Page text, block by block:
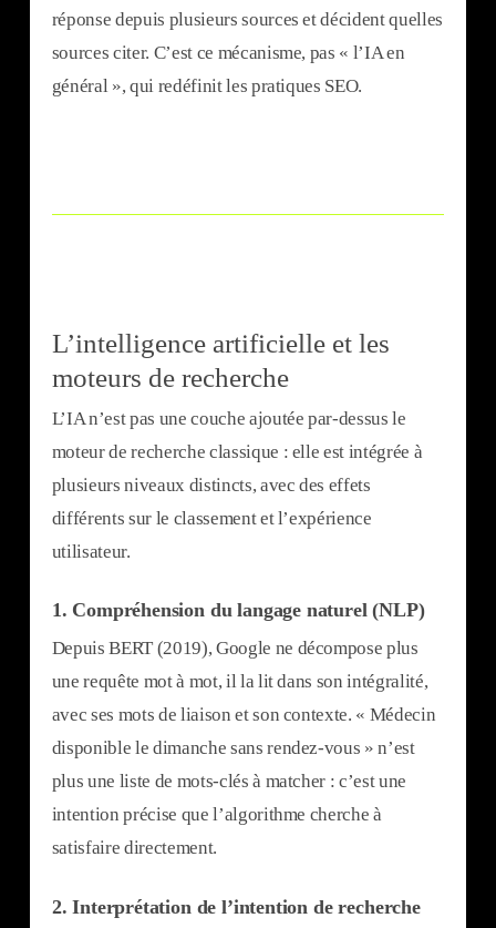
réponse depuis plusieurs sources et décident quelles
sources citer. C’est ce mécanisme, pas « l’IA en
général », qui redéfinit les pratiques SEO.
L’intelligence artificielle et les
moteurs de recherche
L’IA n’est pas une couche ajoutée par-dessus le
moteur de recherche classique : elle est intégrée à
plusieurs niveaux distincts, avec des effets
différents sur le classement et l’expérience
utilisateur.
1. Compréhension du langage naturel (NLP)
Depuis BERT (2019), Google ne décompose plus
une requête mot à mot, il la lit dans son intégralité,
avec ses mots de liaison et son contexte. « Médecin
disponible le dimanche sans rendez-vous » n’est
plus une liste de mots-clés à matcher : c’est une
intention précise que l’algorithme cherche à
satisfaire directement.
2.Interprétation de l’intention de recherche